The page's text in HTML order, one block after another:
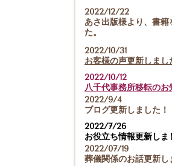
2022/12/22
あさ出版様より、書籍
た。
2022/10/31
お客様の声更新しまし
2022/10/12
八千代事務所移転のお
2022/9/4
ブログ更新しました！
2022/7/26
お役立ち情報更新しま
2022/07/19
葬儀関係のお話更新し